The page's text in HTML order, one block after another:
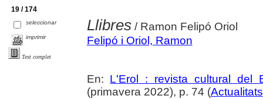
19 / 174
seleccionar
imprimir
Text complet
Llibres/ Ramon Felipó Oriol
Felipó i Oriol, Ramon
En: L'Erol : revista cultural del
(primavera 2022), p. 74 (Actualitats